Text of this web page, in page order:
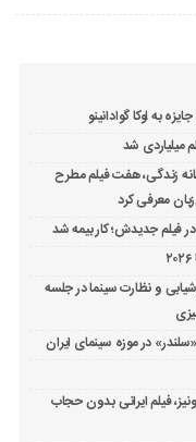
به لوکا گوادانینو
زندگی، هفت فیلم مطرح
معرفی کرد
فیلم جدیدش؛ کار بیمه شد
و نظارت سینما در جلسه
در موزه سینمای ایران
فیلم ایرانی بدون حجاب